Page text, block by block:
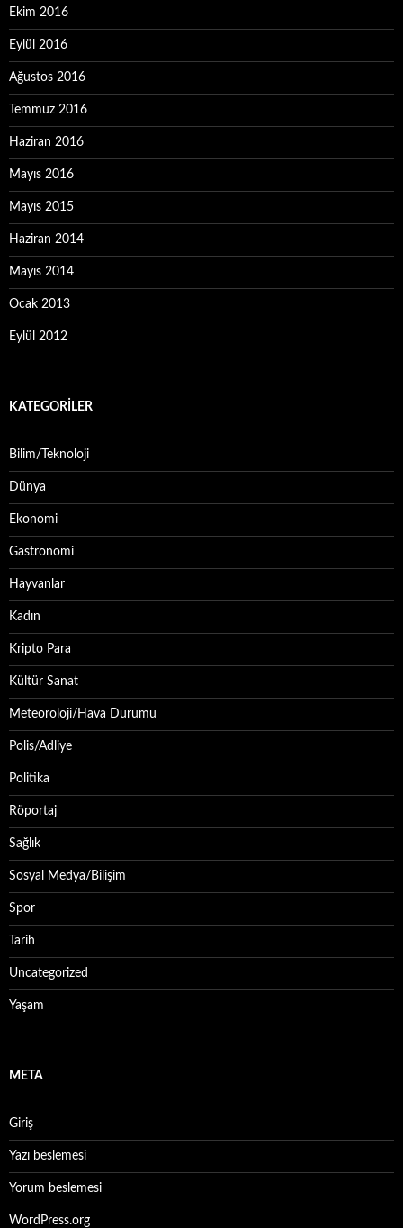
Ekim 2016
Eylül 2016
Ağustos 2016
Temmuz 2016
Haziran 2016
Mayıs 2016
Mayıs 2015
Haziran 2014
Mayıs 2014
Ocak 2013
Eylül 2012
KATEGORILER
Bilim/Teknoloji
Dünya
Ekonomi
Gastronomi
Hayvanlar
Kadın
Kripto Para
Kültür Sanat
Meteoroloji/Hava Durumu
Polis/Adliye
Politika
Röportaj
Sağlık
Sosyal Medya/Bilişim
Spor
Tarih
Uncategorized
Yaşam
META
Giriş
Yazı beslemesi
Yorum beslemesi
WordPress.org